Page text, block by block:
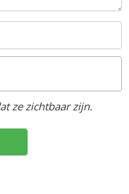
ze zichtbaar zijn.